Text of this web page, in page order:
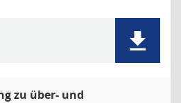
zu über- und